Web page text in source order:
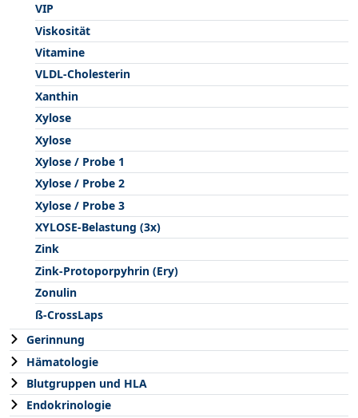
VIP
Viskosität
Vitamine
VLDL-Cholesterin
Xanthin
Xylose
Xylose
Xylose / Probe 1
Xylose / Probe 2
Xylose / Probe 3
XYLOSE-Belastung (3x)
Zink
Zink-Protoporpyhrin (Ery)
Zonulin
ß-CrossLaps
Gerinnung
Hämatologie
Blutgruppen und HLA
Endokrinologie